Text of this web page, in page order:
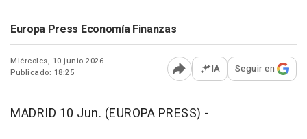
Europa Press Economía Finanzas
Miércoles, 10 junio 2026
Publicado: 18:25
Abrir opciones para
IA Seguir en
MADRID 10 Jun. (EUROPA PRESS) -